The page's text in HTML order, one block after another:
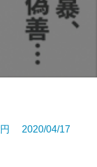
2020/04/17